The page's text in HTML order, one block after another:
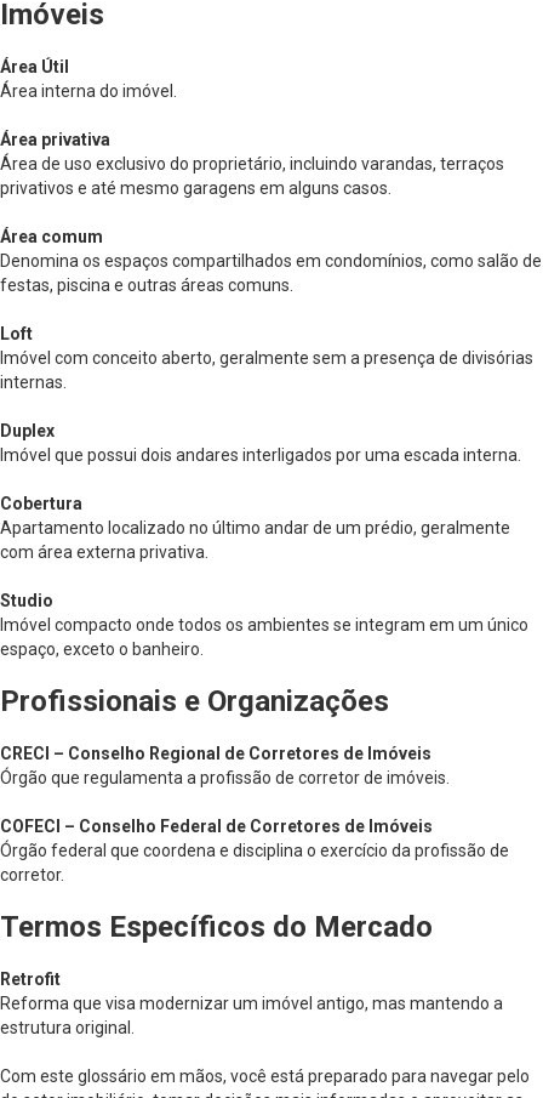
Imóveis
Área Útil
Área interna do imóvel.
Área privativa
Área de uso exclusivo do proprietário, incluindo varandas, terraços
privativos e até mesmo garagens em alguns casos.
Área comum
Denomina os espaços compartilhados em condomínios, como salão de
festas, piscina e outras áreas comuns.
Loft
Imóvel com conceito aberto, geralmente sem a presença de divisórias
internas.
Duplex
Imóvel que possui dois andares interligados por uma escada interna.
Cobertura
Apartamento localizado no último andar de um prédio, geralmente
com área externa privativa.
Studio
Imóvel compacto onde todos os ambientes se integram em um único
espaço, exceto o banheiro.
Profissionais e Organizações
CRECI – Conselho Regional de Corretores de Imóveis
Órgão que regulamenta a profissão de corretor de imóveis.
COFECI – Conselho Federal de Corretores de Imóveis
Órgão federal que coordena e disciplina o exercício da profissão de
corretor.
Termos Específicos do Mercado
Retrofit
Reforma que visa modernizar um imóvel antigo, mas mantendo a
estrutura original.
Com este glossário em mãos, você está preparado para navegar pelo